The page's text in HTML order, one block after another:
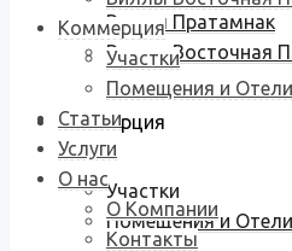
Виллы Пратамнак
Виллы Восточная
Коммерция
Участки
Помещения и Отели
Коммерция
Участки
Помещения и Отели
Статьи
Услуги
О нас
О Компании
Контакты